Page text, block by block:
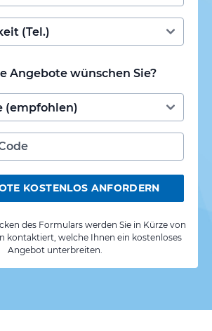
Angebote wünschen Sie?
KOSTENLOS ANFORDERN
des Formulars werden Sie in Kürze von
kontaktiert, welche Ihnen ein kostenloses
Angebot unterbreiten.